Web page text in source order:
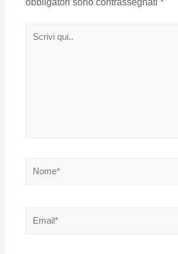
obbligatori sono contrassegnati *